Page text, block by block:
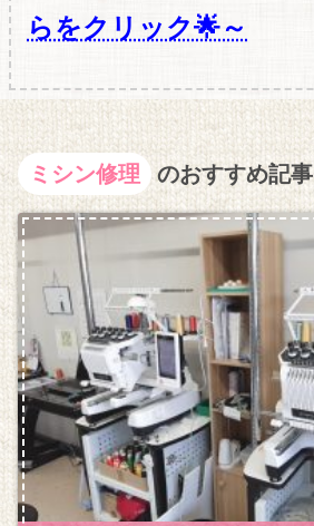
らをクリック🌟～
ミシン修理 のおすすめ記事